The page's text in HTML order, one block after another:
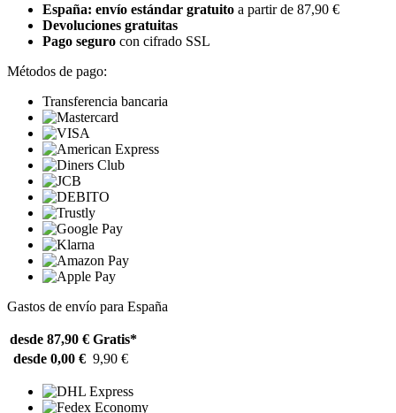
España: envío estándar gratuito a partir de 87,90 €
Devoluciones gratuitas
Pago seguro con cifrado SSL
Métodos de pago:
Transferencia bancaria
Gastos de envío para España
desde 87,90 € Gratis*
desde 0,00 € 9,90 €